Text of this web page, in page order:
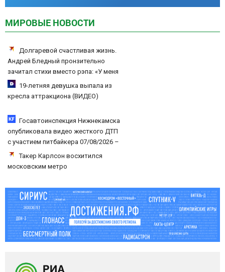
МИРОВЫЕ НОВОСТИ
Долгаревой счастливая жизнь.
Андрей Бледный пронзительно
зачитал стихи вместо рэпа: «У меня
на душе сто и один шов — это туше»
19-летняя девушка выпала из
кресла аттракциона (ВИДЕО)
Госавтоинспекция Нижнекамска
опубликовала видео жесткого ДТП
с участием питбайкера 07/08/2026 –
НовостиТакер Карлсон восхитился
московским метро